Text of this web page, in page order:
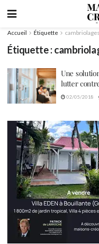
Accueil Étiquette cambriolages
Étiquette :
Une
lutter
02/05/2018